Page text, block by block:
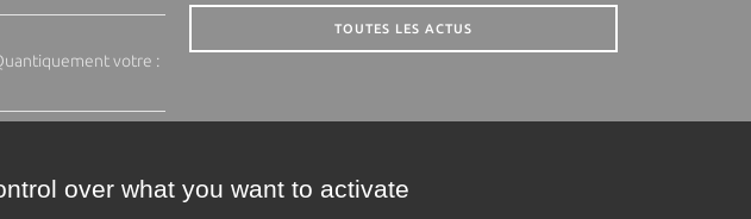
votre :
TOUTES LES ACTUS
over what you want to activate